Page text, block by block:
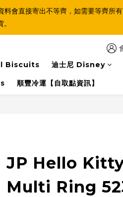
會直接寄出不等齊，如需要等齊所
Biscuits 迪士尼 Disney
順豐冷運【自取點資訊】
JP Hello
Multi Ring